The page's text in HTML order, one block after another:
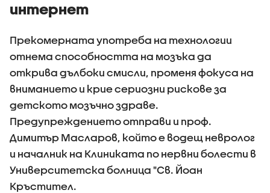
интернет
Прекомерната употреба на технологии
отнема способността на мозъка да
открива дълбоки смисли, променя фокуса на
вниманието и крие сериозни рискове за
детското мозъчно здраве.
Предупреждението отправи и проф.
Димитър Масларов, който е водещ невролог
и началник на Клиниката по нервни болести в
Университетска болница "Св. Йоан
Кръстител.